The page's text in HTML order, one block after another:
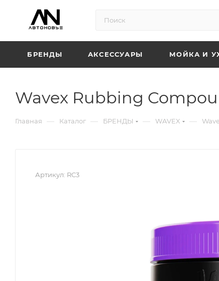
БРЕНДЫ АКСЕССУАРЫ МОЙКА И
Wavex Rubbing
Главная — Каталог — БРЕНДЫ — WAVEX —
Артикул: RC3